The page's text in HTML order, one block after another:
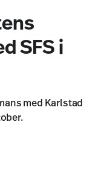
SFS i
med Karlstad